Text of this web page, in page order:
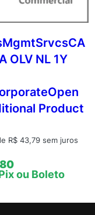
OLV NL 1Y
Product
R$43,79sem juros
ou Boleto